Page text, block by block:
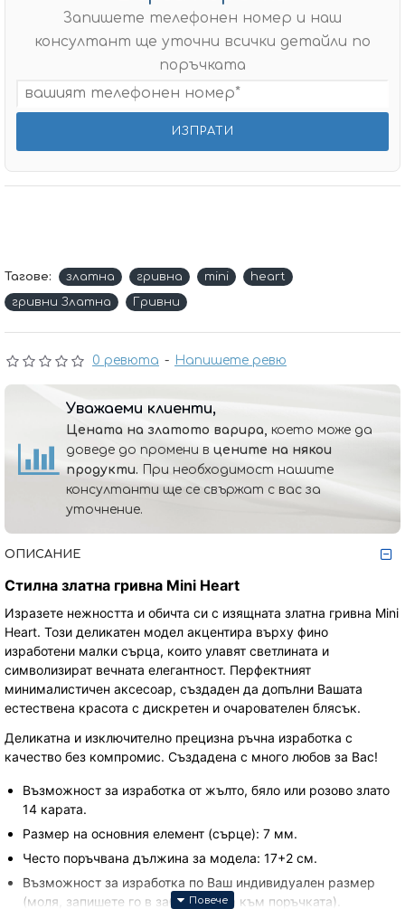
0 ревюта - Напишете ревю
Запишете телефонен номер и наш
консултант ще уточни всички детайли по
поръчката
Тагове: златна гривна mini
heart
гривни Златна
Гривни
Уважаеми клиенти,
Цената на златото варира, което може да
доведе до промени в цените на някои
продукти. При необходимост нашите
консултанти ще се свържат с вас за
уточнение.
ОПИСАНИЕ
Стилна златна гривна Mini Heart
Изразете нежността и обичта си с изящната златна гривна Mini
Heart. Този деликатен модел акцентира върху фино
изработени малки сърца, които улавят светлината и
символизират вечната елегантност. Перфектният
минималистичен аксесоар, създаден да допълни Вашата
естествена красота с дискретен и очарователен блясък.
Деликатна и изключително прецизна ръчна изработка с
качество без компромис. Създадена с много любов за Вас!
Възможност за изработка от жълто, бяло или розово злато
14 карата.
Размер на основния елемент (сърце): 7 мм.
Често поръчвана дължина за модела: 17+2 см.
Възможност за изработка по Ваш индивидуален размер
(моля, запишете го в забележката към поръчката).